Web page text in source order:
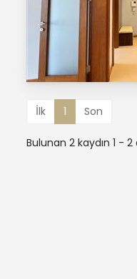
İlk 1 Son
Bulunan 2 kaydın 1 -